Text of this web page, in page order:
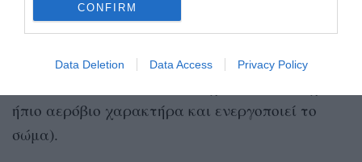
CONFIRM
Data Deletion Data Access Privacy Policy
θέσεις του σώματος (Asana) που θα το
εξισορροπήσουν ενεργειακά και θα καταλήξει
με «Χαιρετισμούς στον Ήλιο» (ένας συνδυασμός
ήπιο αερόβιο χαρακτήρα και ενεργοποιεί το
σώμα).